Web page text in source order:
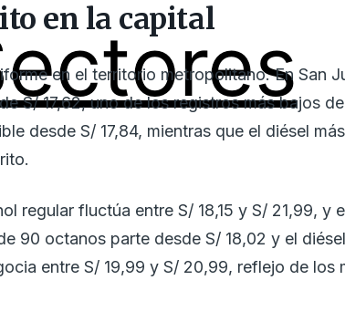
en la capital
en el territorio metropolitano. En San
S/ 17,62, uno de los registros más bajos
desde S/ 17,84, mientras que el diésel
regular fluctúa entre S/ 18,15 y S/ 21,99, y
90 octanos parte desde S/ 18,02 y el
entre S/ 19,99 y S/ 20,99, reflejo de